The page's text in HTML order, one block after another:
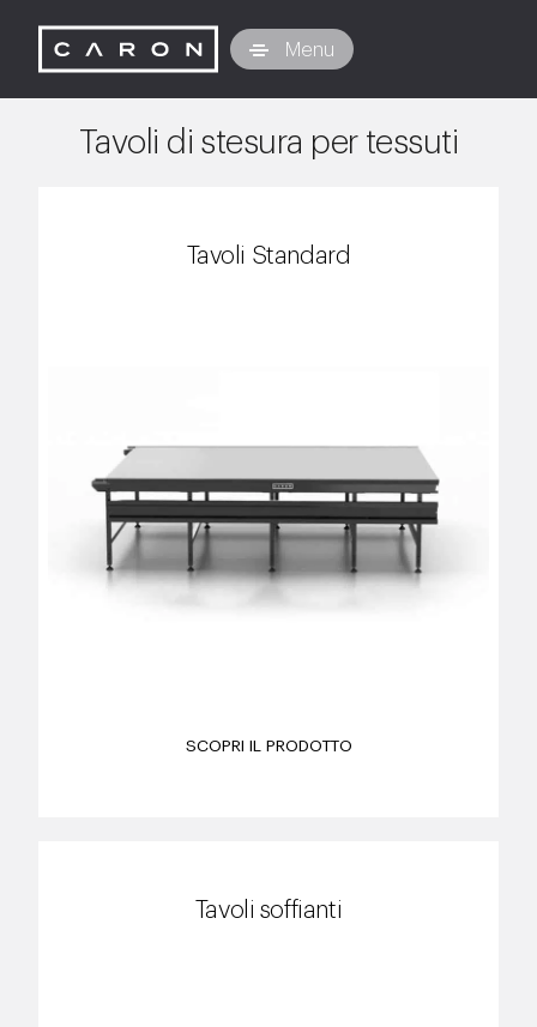
Caron Technology S.r.l.
Menu
Tavoli di stesura per tessuti
Tavoli Standard
SCOPRI IL PRODOTTO
Tavoli soffianti